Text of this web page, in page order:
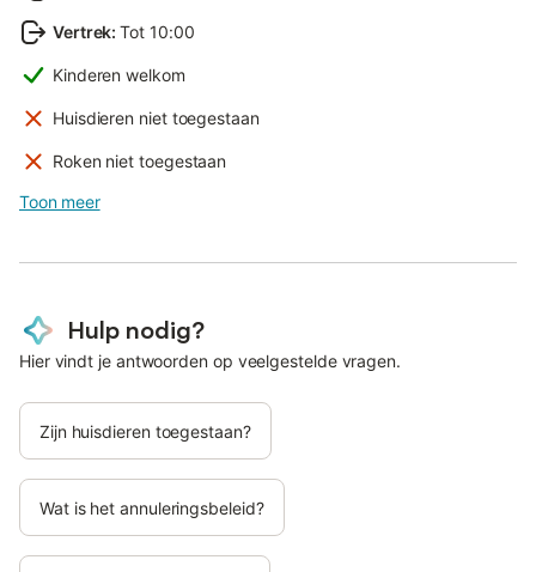
Vertrek: Tot 10:00
Kinderen welkom
Huisdieren niet toegestaan
Roken niet toegestaan
Toon meer
Hulp nodig?
Hier vindt je antwoorden op veelgestelde vragen.
Zijn huisdieren toegestaan?
Wat is het annuleringsbeleid?